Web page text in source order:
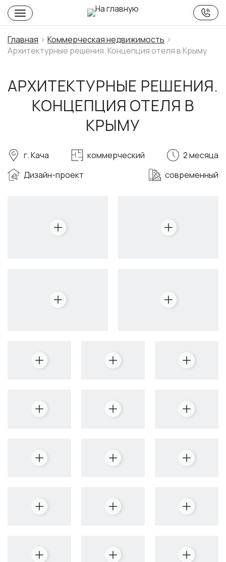
Главная
Коммерческая недвижимость
Архитектурные решения. Концепция отеля в Крыму
АРХИТЕКТУРНЫЕ РЕШЕНИЯ.
КОНЦЕПЦИЯ ОТЕЛЯ В
КРЫМУ
г. Кача коммерческий
2 месяца
Дизайн-проект
современный